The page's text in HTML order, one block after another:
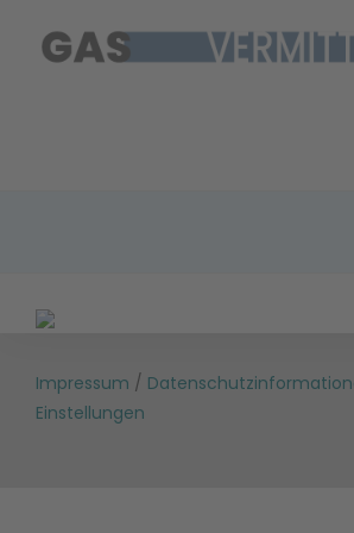
Inhalt
Impressum /
Einstellungen